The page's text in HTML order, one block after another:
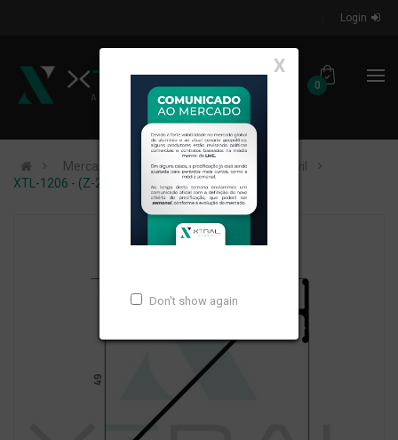
Login
0
X
Don't show again
Mercados de Atuação
Construção Civil
XTL-1206 - (Z-248) - PESO LINEAR: 0,268kg/m